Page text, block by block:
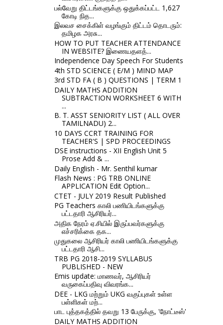
பல்வேறு திட்டங்களுக்கு ஒதுக்கப்பட்ட 1,627
கோடி நித...
இலவச சைக்கிள் வழங்கும் திட்டம் தொடரும்:
தமிழக அரசு...
HOW TO PUT TEACHER ATTENDANCE
IN WEBSITE? இணையதளத்...
Independence Day Speech For Students
4th STD SCIENCE ( E/M ) MIND MAP
3rd STD FA ( B ) QUESTIONS | TERM 1
DAILY MATHS ADDITION
SUBTRACTION WORKSHEET 6 WITH
...
B. T. ASST SENIORITY LIST ( ALL OVER
TAMILNADU) 2...
10 DAYS CCRT TRAINING FOR
TEACHER'S | SPD PROCEEDINGS
DSE instructions - XII English Unit 5
Prose Add & ...
Daily English - Mr. Senthil kumar
Flash News : PG TRB ONLINE
APPLICATION Edit Option...
CTET - JULY 2019 Result Published
PG Teachers காலி பணியிடங்களுக்கு
பட்டதாரி ஆசிரியர்...
அதிக நேரம் ஏ.சியில் இருப்பவர்களுக்கு
எச்சரிக்கை தக...
முதுகலை ஆசிரியர் காலி பணியிடங்களுக்கு
பட்டதாரி ஆசி...
TRB PG 2018-2019 SYLLABUS
PUBLISHED - NEW
Emis update: மாணவர், ஆசிரியர்
வருகைப்பதிவு விவரங்க...
DEE - LKG மற்றும் UKG வகுப்புகள் உள்ள
பள்ளிகள் மற்...
பாட புத்தகத்தில் தவறு 13 பேருக்கு, 'நோட்டீஸ்'
DAILY MATHS ADDITION